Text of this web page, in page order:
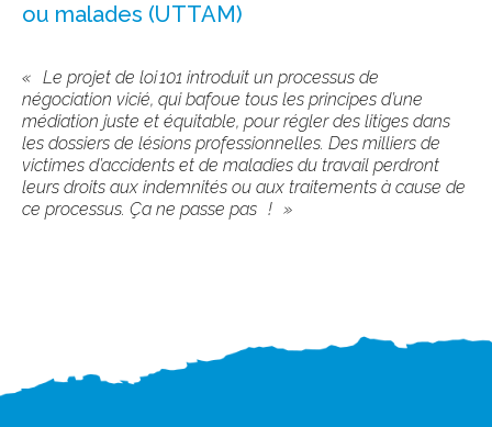
ou malades (UTTAM)
« Le projet de loi101 introduit un processus de
négociation vicié, qui bafoue tous les principes d’une
médiation juste et équitable, pour régler des litiges dans
les dossiers de lésions professionnelles. Des milliers de
victimes d’accidents et de maladies du travail perdront
leurs droits aux indemnités ou aux traitements à cause de
ce processus. Ça ne passe pas ! »